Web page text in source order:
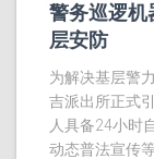
警务巡逻
层安防
为解决基层警
吉派出所正式
人具备24小时
动态普法宣传